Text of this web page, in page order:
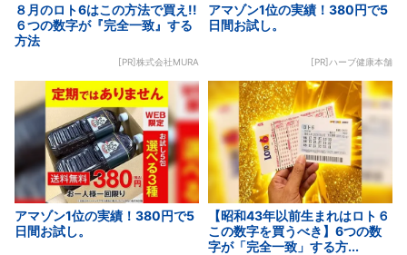
８月のロト6はこの方法で買え!!
６つの数字が『完全一致』する
方法
[PR]株式会社MURA
アマゾン1位の実績！380円で5
日間お試し。
[PR]ハーブ健康本舗
アマゾン1位の実績！380円で5
日間お試し。
【昭和43年以前生まれはロト６
この数字を買うべき】6つの数
字が「完全一致」する方...